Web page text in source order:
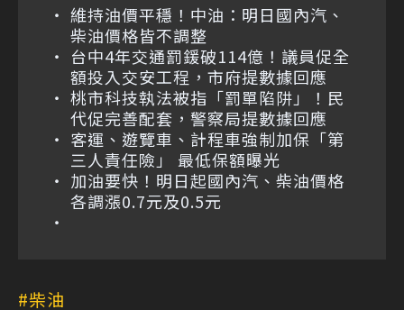
維持油價平穩！中油：明日國內汽、
柴油價格皆不調整
台中4年交通罰鍰破114億！議員促全
額投入交安工程，市府提數據回應
桃市科技執法被指「罰單陷阱」！民
代促完善配套，警察局提數據回應
客運、遊覽車、計程車強制加保「第
三人責任險」 最低保額曝光
加油要快！明日起國內汽、柴油價格
各調漲0.7元及0.5元
柴油